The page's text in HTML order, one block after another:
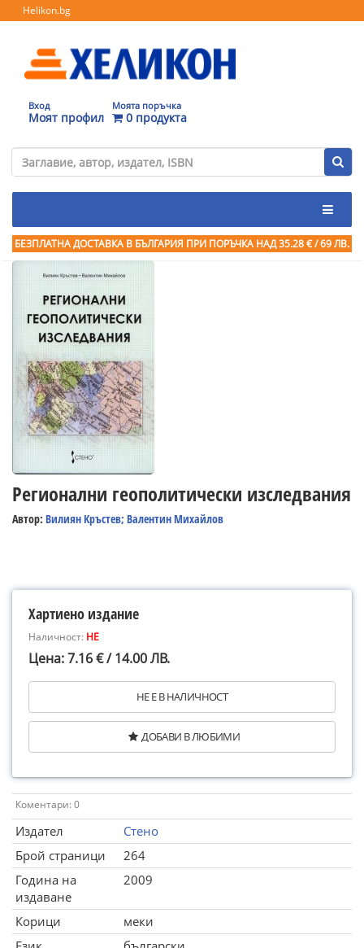
Helikon.bg
Вход
Моят профил
Моята поръчка
0 продукта
БЕЗПЛАТНА ДОСТАВКА В БЪЛГАРИЯ ПРИ ПОРЪЧКА НАД 35.28 € / 69 ЛВ.
Регионални геополитически изследвания
Автор: Вилиян Кръстев; Валентин Михайлов
Хартиено издание
Наличност: НЕ
Цена: 7.16 € / 14.00 ЛВ.
НЕ Е В НАЛИЧНОСТ
ДОБАВИ В ЛЮБИМИ
Коментари: 0
Издател
Стено
Брой страници
264
Година на
издаване
2009
Корици
меки